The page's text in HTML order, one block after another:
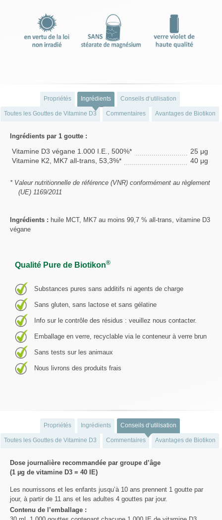
Propriétés Ingrédients Conseils d‘utilisation
Toutes les Gouttes de Vitamine D3 Commentaires Avantages de Biotikon
Ingrédients par 1 goutte :
Vitamine D3 végane 1.000 I.E., 500%*
25 μg
Vitamine K2, MK7 all-trans, 53,3%*
40 μg
* Valeur nutritionnelle de référence (VNR) conformément au règlement
(UE) 1169/2011
Ingrédients : huile MCT, MK7 au moins 99,7 % all-trans, vitamine D3
végane
Qualité Pure de Biotikon®
Substances pures sans additifs ni agents de charge
Sans gluten, sans lactose et sans gélatine
Info sur le contrôle des résidus : veuillez nous contacter.
Emballage en verre, recyclable via le conteneur à verre brun
Sans tests sur les animaux
Nous livrons des produits frais
Propriétés Ingrédients Conseils d‘utilisation
Toutes les Gouttes de Vitamine D3 Commentaires Avantages de Biotikon
Dose journalière recommandée par groupe d’âge
(1 µg de vitamine D3 = 40 IE)
Les nourrissons et les enfants jusqu’à 10 ans prennent 1 goutte par
jour, à partir de 11 ans et les adultes 4 gouttes par jour.
Contenu de l’emballage :